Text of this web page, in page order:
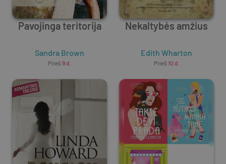
Pavojinga teritorija
Sandra Brown
Prieš 9 d.
Nekaltybės amžius
Edith Wharton
Prieš 10 d.